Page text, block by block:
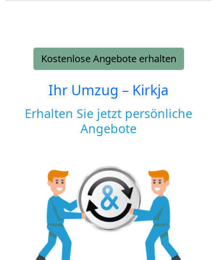
Kostenlose Angebote erhalten
Ihr Umzug – Kirkja
Erhalten Sie jetzt persönliche
Angebote